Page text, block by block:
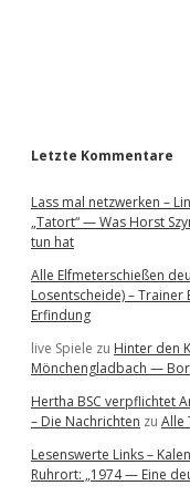
Letzte Kommentare
Lass mal netzwerken –
„Tatort“ — Was Horst
tun hat
Alle Elfmeterschießen
Losentscheide) – Trainer
Erfindung
live Spiele zu Hinter den
Mönchengladbach —
Hertha BSC verpflichtet
– Die Nachrichten zu Alle
Lesenswerte Links –
Ruhrort: „1974 — Eine